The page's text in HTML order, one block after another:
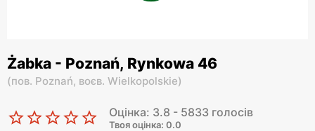
Żabka - Poznań, Rynkowa 46
(пов. Poznań, воєв. Wielkopolskie)
Оцінка: 3.8 - 5833 голосів
Твоя оцінка: 0.0